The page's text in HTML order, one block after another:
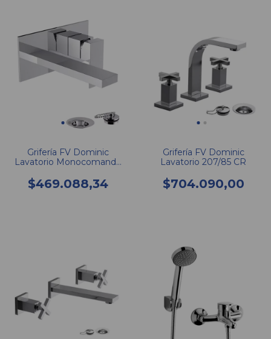
Grifería FV Dominic
Lavatorio Monocomando
$469.088,34
Grifería FV Dominic
Lavatorio 207/85 CR
$704.090,00